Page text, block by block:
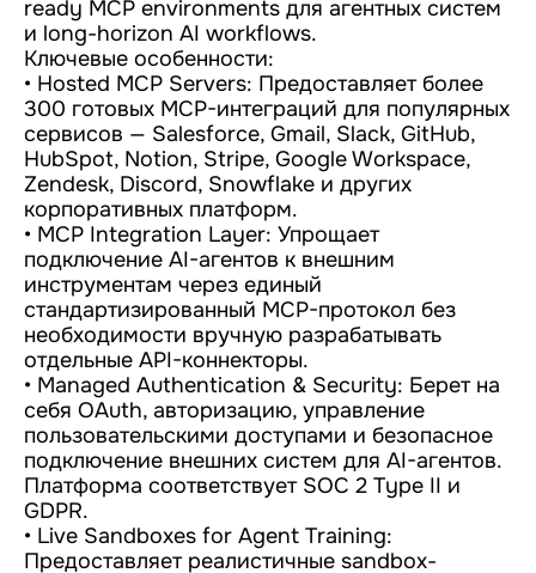
ready MCP environments для агентных систем
и long-horizon AI workflows.
Ключевые особенности:
• Hosted MCP Servers: Предоставляет более
300 готовых MCP-интеграций для популярных
сервисов — Salesforce, Gmail, Slack, GitHub,
HubSpot, Notion, Stripe, Google Workspace,
Zendesk, Discord, Snowflake и других
корпоративных платформ.
• MCP Integration Layer: Упрощает
подключение AI-агентов к внешним
инструментам через единый
стандартизированный MCP-протокол без
необходимости вручную разрабатывать
отдельные API-коннекторы.
• Managed Authentication & Security: Берет на
себя OAuth, авторизацию, управление
пользовательскими доступами и безопасное
подключение внешних систем для AI-агентов.
Платформа соответствует SOC 2 Type II и
GDPR.
• Live Sandboxes for Agent Training:
Предоставляет реалистичные sandbox-